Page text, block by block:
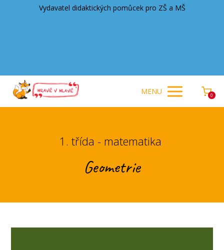
Vydavatel didaktických pomůcek pro ZŠ a MŠ
MENU 0
1. třída - matematika
Geometrie